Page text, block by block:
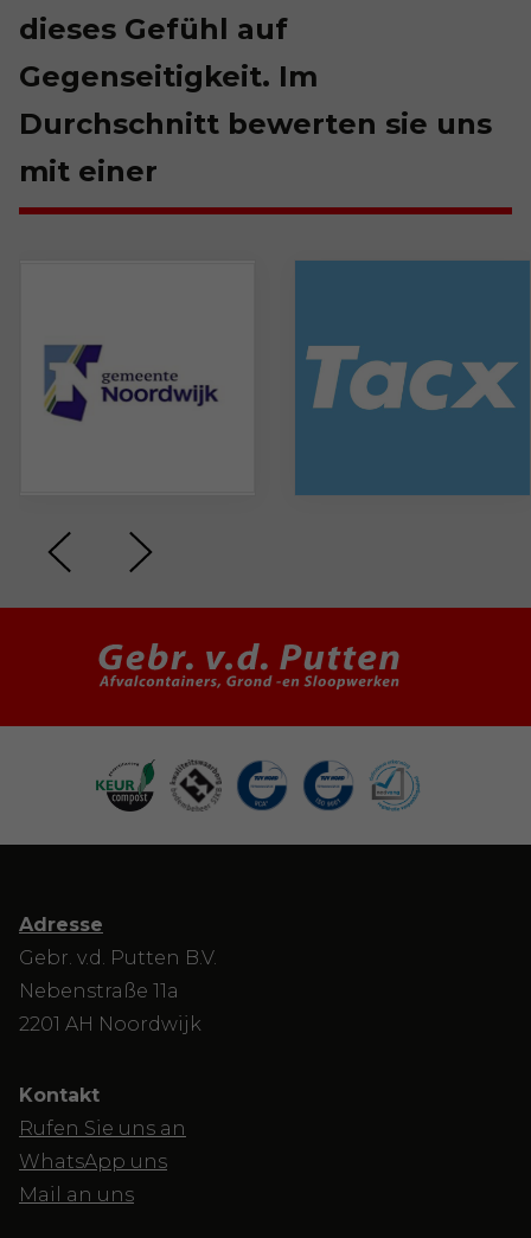
dieses Gefühl auf
Gegenseitigkeit. Im
Durchschnitt bewerten sie uns
mit einer
Adresse
Gebr. v.d. Putten B.V.
Nebenstraße 11a
2201 AH Noordwijk
Kontakt
Rufen Sie uns an
WhatsApp uns
Mail an uns